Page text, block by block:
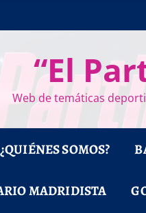
“El
Web de temáticas
¿QUIÉNES SOMOS?
MADRIDISTA